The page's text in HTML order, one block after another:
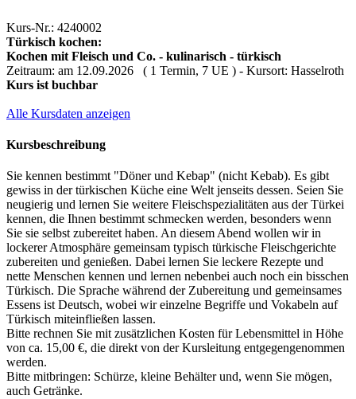
Kurs-Nr.: 4240002
Türkisch kochen:
Kochen mit Fleisch und Co. - kulinarisch - türkisch
Zeitraum: am 12.09.2026 ( 1 Termin, 7 UE ) - Kursort: Hasselroth
Kurs ist buchbar
Alle Kursdaten anzeigen
Kursbeschreibung
Sie kennen bestimmt "Döner und Kebap" (nicht Kebab). Es gibt
gewiss in der türkischen Küche eine Welt jenseits dessen. Seien Sie
neugierig und lernen Sie weitere Fleischspezialitäten aus der Türkei
kennen, die Ihnen bestimmt schmecken werden, besonders wenn
Sie sie selbst zubereitet haben. An diesem Abend wollen wir in
lockerer Atmosphäre gemeinsam typisch türkische Fleischgerichte
zubereiten und genießen. Dabei lernen Sie leckere Rezepte und
nette Menschen kennen und lernen nebenbei auch noch ein bisschen
Türkisch. Die Sprache während der Zubereitung und gemeinsames
Essens ist Deutsch, wobei wir einzelne Begriffe und Vokabeln auf
Türkisch miteinfließen lassen.
Bitte rechnen Sie mit zusätzlichen Kosten für Lebensmittel in Höhe
von ca. 15,00 €, die direkt von der Kursleitung entgegengenommen
werden.
Bitte mitbringen: Schürze, kleine Behälter und, wenn Sie mögen,
auch Getränke.